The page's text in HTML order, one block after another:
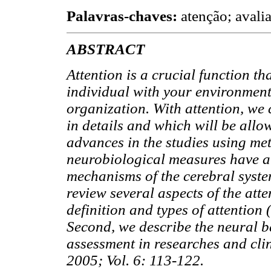
Palavras-chaves: atenção;
ABSTRACT
Attention is a crucial function
individual with your
organization. With attention, we
in details and which will be
advances in the studies using
neurobiological measures have
mechanisms of the cerebral
review several aspects of the
definition and types of attention
Second, we describe the neural
assessment in researches and
2005; Vol. 6: 113-122.